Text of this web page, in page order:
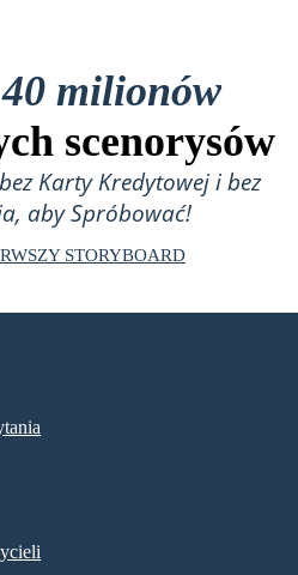
40 milionów
scenorysów
Karty Kredytowej i bez
aby Spróbować!
STORYBOARD